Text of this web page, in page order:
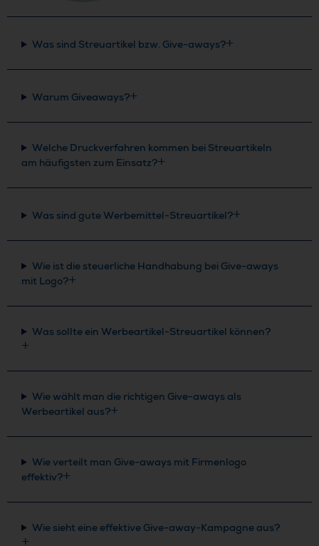
Was sind Streuartikel bzw. Give-aways?
Warum Giveaways?
Welche Druckverfahren kommen bei Streuartikeln
am häufigsten zum Einsatz?
Was sind gute Werbemittel-Streuartikel?
Wie ist die steuerliche Handhabung bei Give-aways
mit Logo?
Was sollte ein Werbeartikel-Streuartikel können?
Wie wählt man die richtigen Give-aways als
Werbeartikel aus?
Wie verteilt man Give-aways mit Firmenlogo
effektiv?
Wie sieht eine effektive Give-away-Kampagne aus?